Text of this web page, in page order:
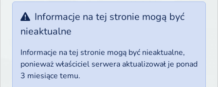
Informacje na tej stronie mogą być
nieaktualne
Informacje na tej stronie mogą być nieaktualne,
ponieważ właściciel serwera aktualizował je ponad
3 miesiące temu.